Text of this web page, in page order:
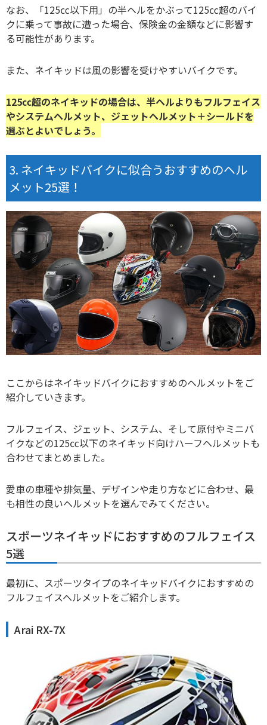
なお、「125㏄以下用」の半ヘルをかぶって125㏄超のバイ
クに乗って事故に遭った場合、保険金の金額などに影響す
る可能性があります。
また、ネイキッドは風の影響を受けやすいバイクです。
125㏄超のネイキッドの場合は、半ヘルよりもフルフェイス
やシステムヘルメット、ジェットヘルメット＋シールドを
選ぶとよいでしょう。
ネイキッドバイクに似合うおすすめのヘル
メット25選！
ここからはネイキッドバイクにおすすめのヘルメットをご
紹介していきます。
フルフェイス、ジェット、システム、そして原付やミニバ
イクなどの125㏄以下のネイキッド向けハーフヘルメットも
合わせてまとめました。
愛車の車種や排気量、デザインや走り方などに合わせ、最
も相性の良いヘルメットを選んでみてください。
スポーツネイキッドにおすすめのフルフェイス
5選
最初に、スポーツタイプのネイキッドバイクにおすすめの
フルフェイスヘルメットをご紹介します。
Arai RX-7X